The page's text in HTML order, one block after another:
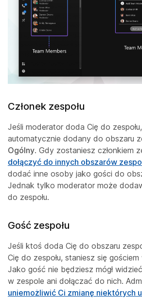
Członek zespołu
Jeśli moderator doda Cię do
automatycznie dodany do obszaru
Ogólny. Gdy zostaniesz członkiem
dołączyć do innych obszarów
dodać inne osoby jako gości do
Jednak tylko moderator może
do zespołu.
Gość zespołu
Jeśli ktoś doda Cię do obszaru
Cię do zespołu, staniesz się
Jako gość nie będziesz mógł
w zespole ani dołączać do nich.
uniemożliwić Ci zmianę niektórych